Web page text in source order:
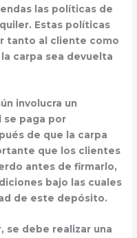
las políticas de
Estas políticas
tanto al cliente como
carpa sea devuelta
involucra un
se paga por
de que la carpa
que los clientes
antes de firmarlo,
bajo las cuales
de este depósito.
se debe realizar una